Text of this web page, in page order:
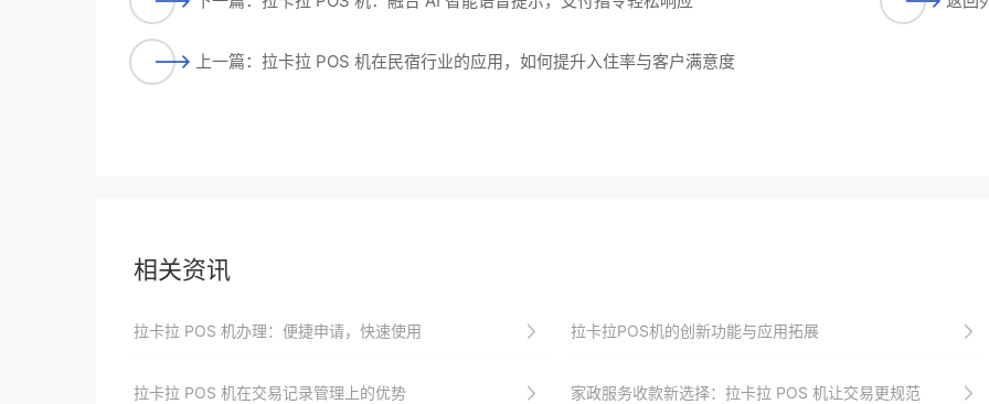
上一篇：拉卡拉 POS 机在民宿行业的应用，如何提升入住率与客户满意度
相关资讯
拉卡拉 POS 机办理：便捷申请，快速使用 拉卡拉POS机的创新功能与应用拓展
拉卡拉 POS 机在交易记录管理上的优势 家政服务收款新选择：拉卡拉 POS 机让交易更规范